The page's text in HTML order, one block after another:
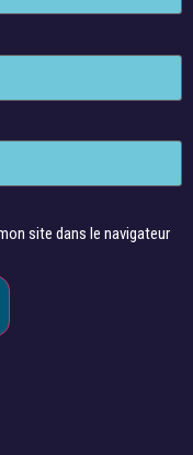
site dans le navigateur